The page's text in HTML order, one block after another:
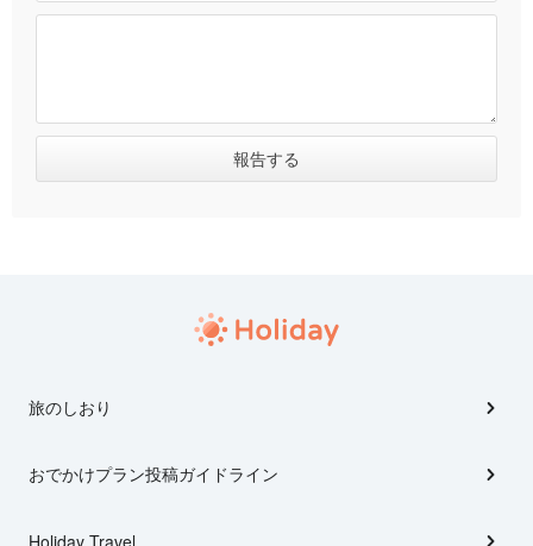
旅のしおり
おでかけプラン投稿ガイドライン
Holiday Travel